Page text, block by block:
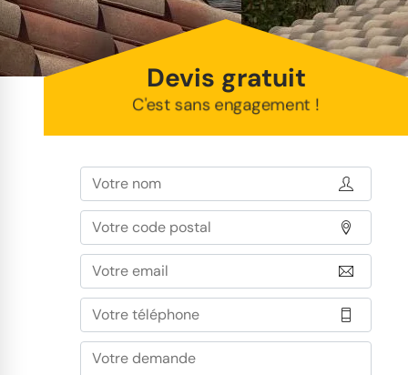
Devis gratuit
C'est sans engagement !